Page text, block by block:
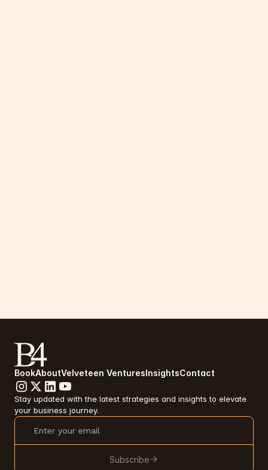
BookAboutVelveteen VenturesInsightsContact
Stay updated with the latest strategies and insights to elevate
your business journey.
Subscribe